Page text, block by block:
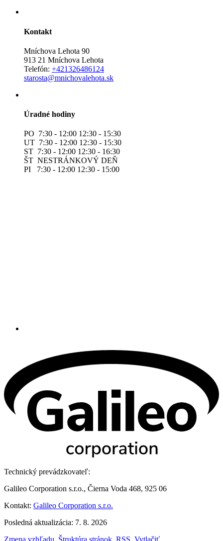
Kontakt
Mníchova Lehota 90
913 21 Mníchova Lehota
Telefón: +421326486124
starosta@mnichovalehota.sk
Úradné hodiny
PO 7:30 - 12:00 12:30 - 15:30
UT 7:30 - 12:00 12:30 - 15:30
ST 7:30 - 12:00 12:30 - 16:30
ŠT NESTRÁNKOVÝ DEŇ
PI 7:30 - 12:00 12:30 - 15:00
Technický prevádzkovateľ:
Galileo Corporation s.r.o., Čierna Voda 468, 925 06
Kontakt: Galileo Corporation s.r.o.
Posledná aktualizácia: 7. 8. 2026